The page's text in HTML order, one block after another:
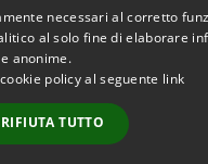
Copyright © 2026 •
necessari al corretto
al solo fine di elaborare
anonime.
policy al seguente link
RIFIUTA TUTTO